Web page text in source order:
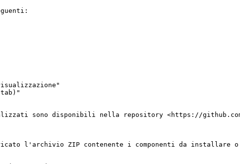
sono disponibili nella repository <https://
l'archivio ZIP contenente i componenti da installare